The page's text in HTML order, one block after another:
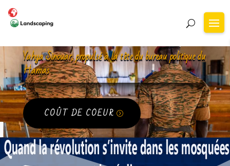
Yahya Sinouar, propulsé à la tête du bureau politique du
Hamas
COÛT DE COEUR